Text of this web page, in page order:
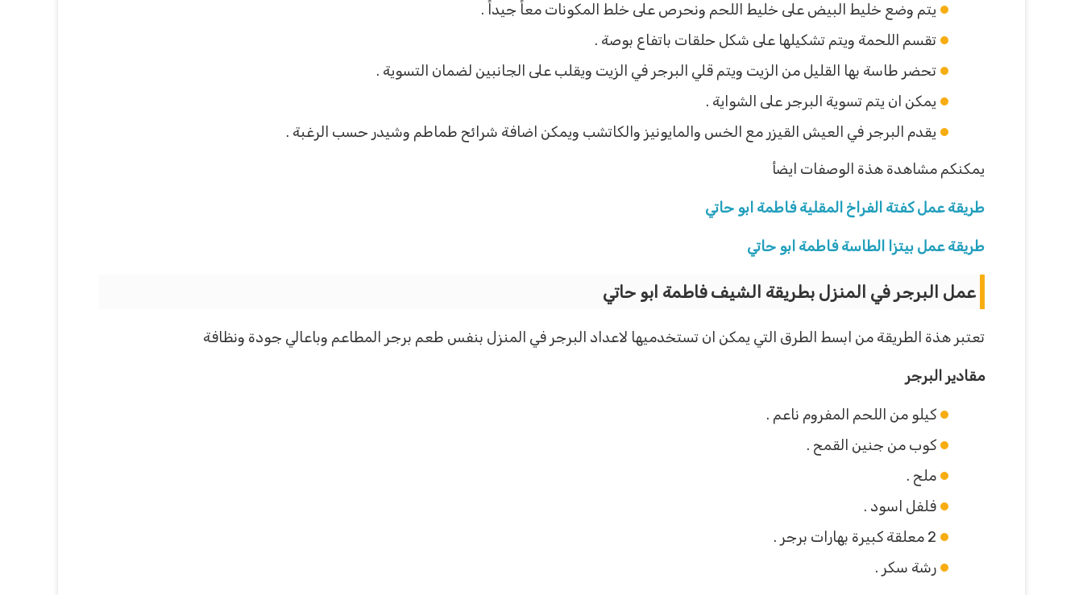
يتم وضع خليط البيض على خليط اللحم ونحرص على خلط المكونات معاً جيداً .
تقسم اللحمة ويتم تشكيلها على شكل حلقات باتفاع بوصة .
تحضر طاسة بها القليل من الزيت ويتم قلي البرجر في الزيت ويقلب على الجانبين لضمان التسوية .
يمكن ان يتم تسوية البرجر على الشواية .
يقدم البرجر في العيش القيزر مع الخس والمايونيز والكاتشب ويمكن اضافة شرائح طماطم وشيدر حسب الرغبة .
يمكنكم مشاهدة هذة الوصفات ايضأ
طريقة عمل كفتة الفراخ المقلية فاطمة ابو حاتي
طريقة عمل بيتزا الطاسة فاطمة ابو حاتي
عمل البرجر في المنزل بطريقة الشيف فاطمة ابو حاتي
تعتبر هذة الطريقة من ابسط الطرق التي يمكن ان تستخدميها لاعداد البرجر في المنزل بنفس طعم برجر المطاعم وباعالي جودة ونظافة
مقادير البرجر
كيلو من اللحم المفروم ناعم .
كوب من جنين القمح .
ملح .
فلفل اسود .
2 معلقة كبيرة بهارات برجر .
رشة سكر .